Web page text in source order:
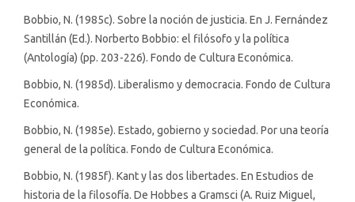
Bobbio, N. (1985c). Sobre la noción de justicia. En J. Fernández
Santillán (Ed.). Norberto Bobbio: el filósofo y la política
(Antología) (pp. 203-226). Fondo de Cultura Económica.
Bobbio, N. (1985d). Liberalismo y democracia. Fondo de Cultura
Económica.
Bobbio, N. (1985e). Estado, gobierno y sociedad. Por una teoría
general de la política. Fondo de Cultura Económica.
Bobbio, N. (1985f). Kant y las dos libertades. En Estudios de
historia de la filosofía. De Hobbes a Gramsci (A. Ruiz Miguel,